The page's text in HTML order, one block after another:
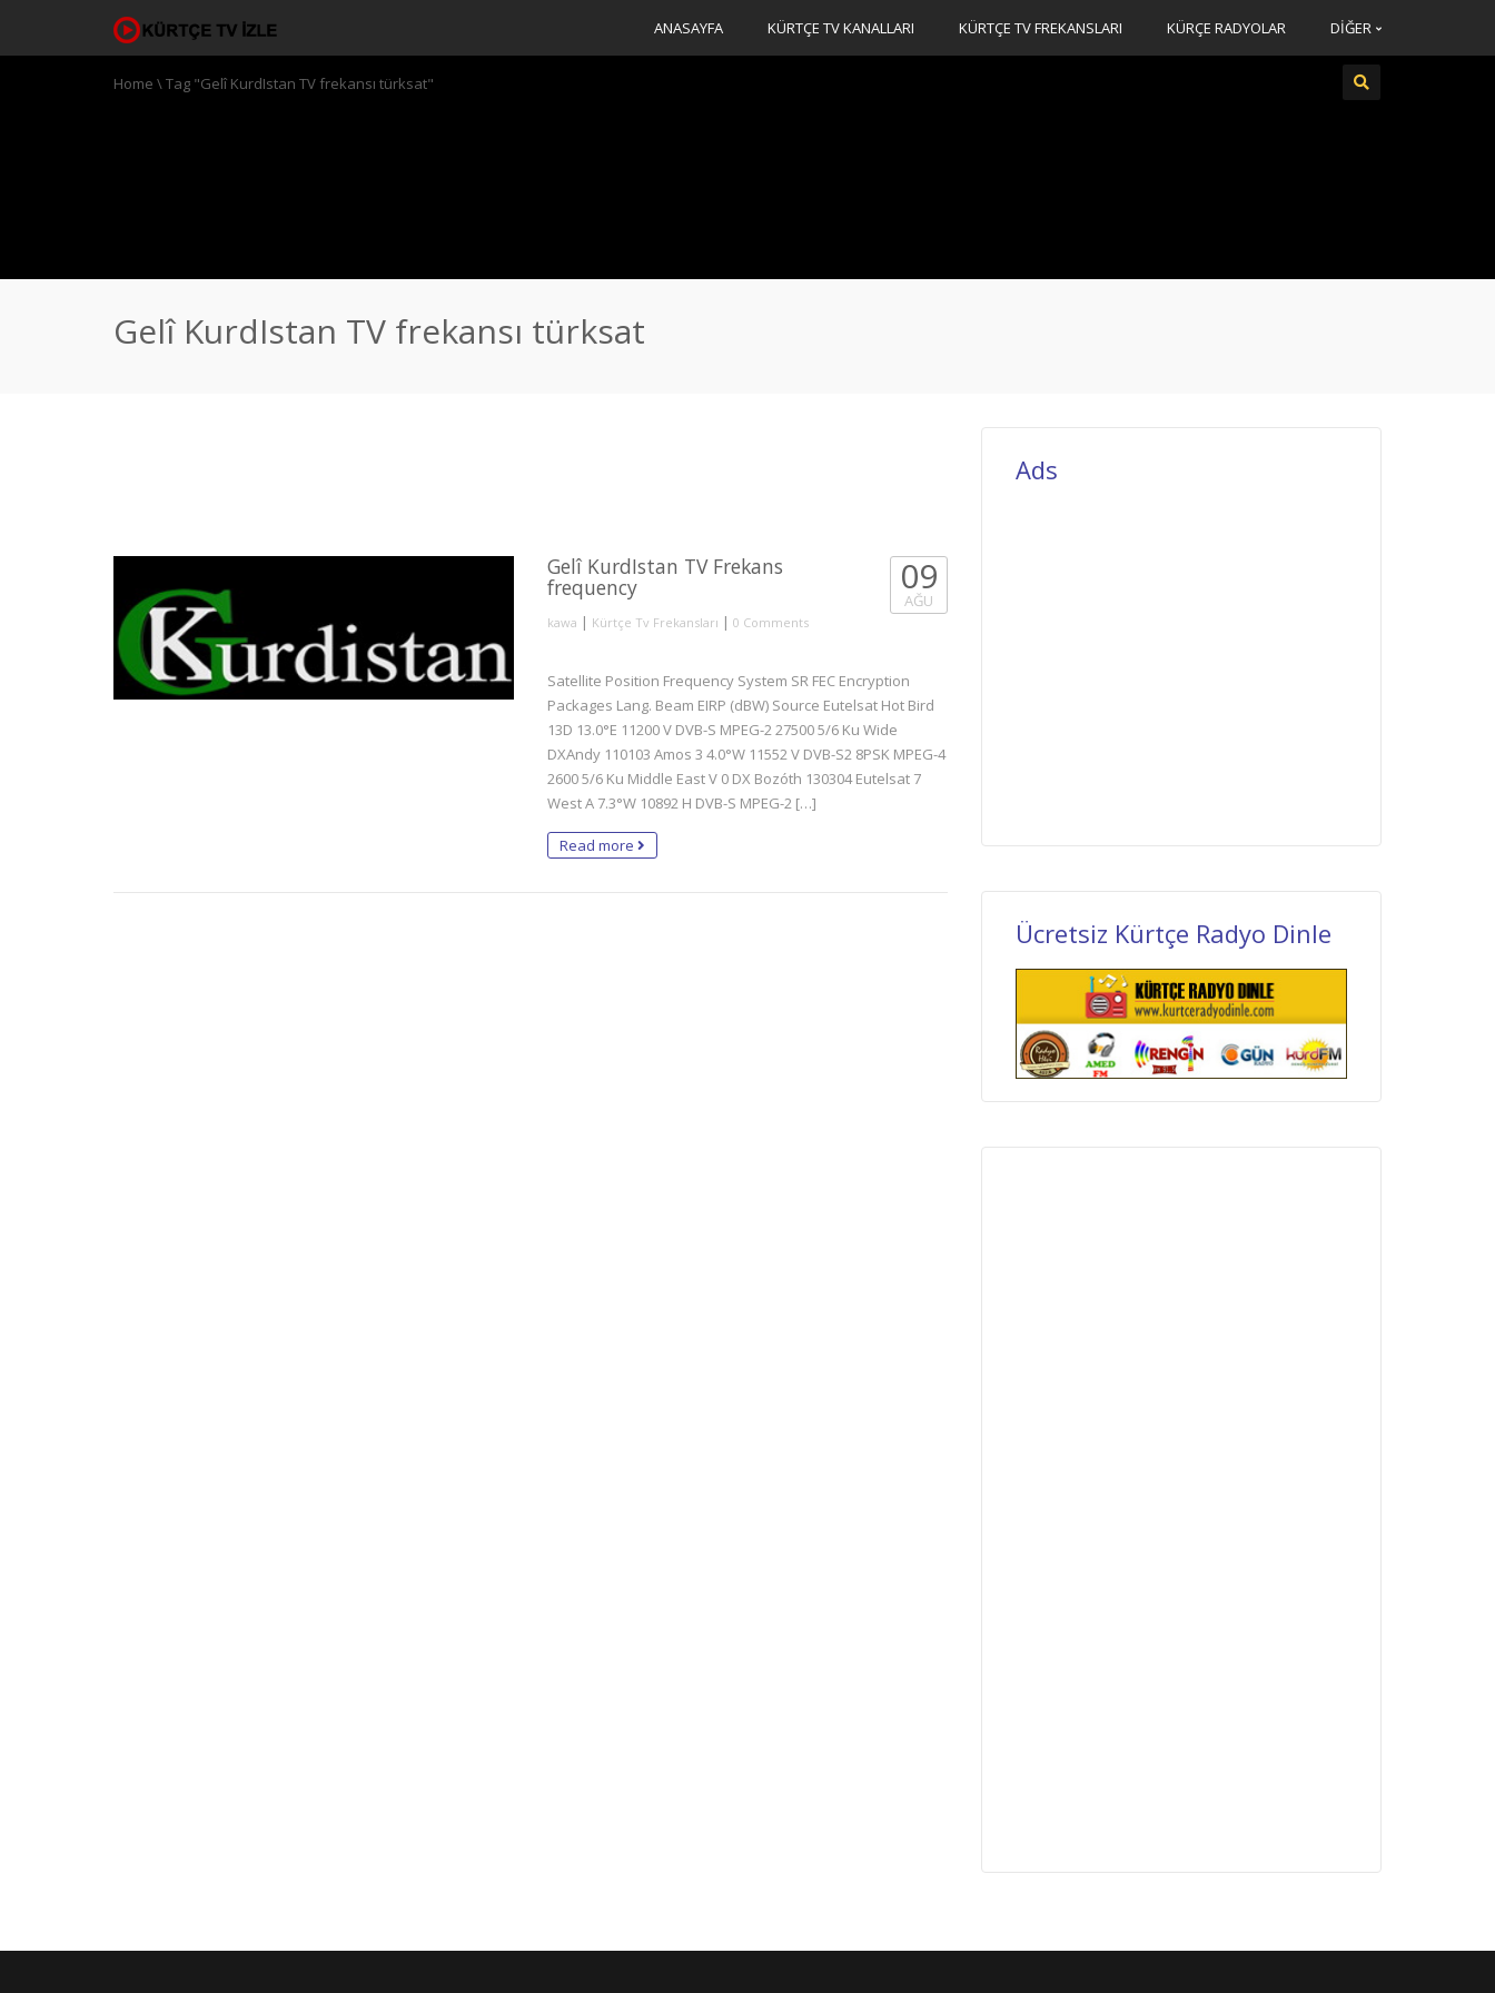
ANASAYFA KÜRTÇE TV KANALLARI KÜRTÇE TV FREKANSLARI KÜRÇE RADYOLAR DİĞER
Home \Tag "Gelî KurdIstan TV frekansı türksat"
Gelî KurdIstan TV frekansı türksat
Gelî KurdIstan TV Frekans
frequency
kawa | Kürtçe Tv Frekansları | 0 Comments
09
AĞU
Satellite Position Frequency System SR FEC Encryption
Packages Lang. Beam EIRP (dBW) Source Eutelsat Hot Bird
13D 13.0°E 11200 V DVB-S MPEG-2 27500 5/6 Ku Wide
DXAndy 110103 Amos 3 4.0°W 11552 V DVB-S2 8PSK MPEG-4
2600 5/6 Ku Middle East V 0 DX Bozóth 130304 Eutelsat 7
West A 7.3°W 10892 H DVB-S MPEG-2 […]
Read more
Ads
Ücretsiz Kürtçe Radyo Dinle